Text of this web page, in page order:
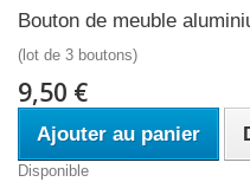
Bouton de meuble
(lot de 3 boutons)
9,50 €
Ajouter au panier
Disponible